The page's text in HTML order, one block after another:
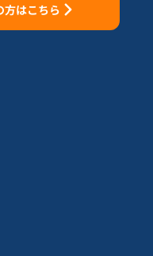
方はこちら